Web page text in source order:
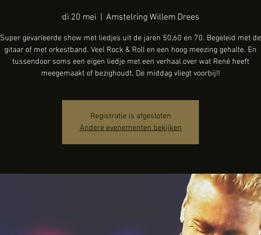
di 20 mei Amstelring Willem Drees
Super gevarieerde show met liedjes uit de jaren 50,60 en 70. Begeleid met de
gitaar of met orkestband. Veel Rock & Roll en een hoog meezing gehalte. En
tussendoor soms een eigen liedje met een verhaal over wat René heeft
meegemaakt of bezighoudt. De middag vliegt voorbij!!
Registratie is afgesloten
Andere evenementen bekijken